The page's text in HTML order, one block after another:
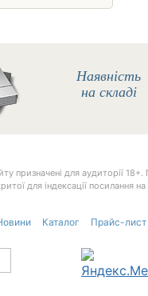
Наявність
на складі
призначені для аудиторії
для індексації
Каталог Прайс-лист